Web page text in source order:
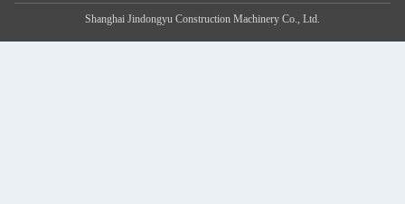
Shanghai Jindongyu Construction Machinery Co., Ltd.